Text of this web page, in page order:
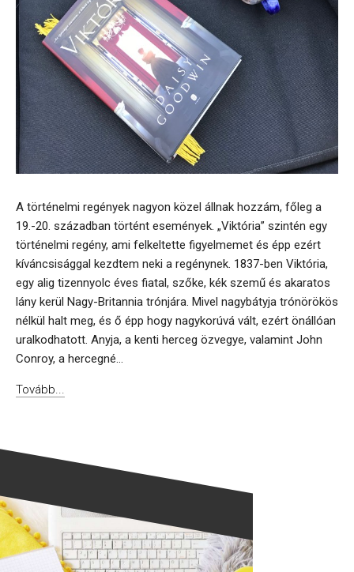
A történelmi regények nagyon közel állnak hozzám, főleg a
19.-20. században történt események. „Viktória” szintén egy
történelmi regény, ami felkeltette figyelmemet és épp ezért
kíváncsisággal kezdtem neki a regénynek. 1837-ben Viktória,
egy alig tizennyolc éves fiatal, szőke, kék szemű és akaratos
lány kerül Nagy-Britannia trónjára. Mivel nagybátyja trónörökös
nélkül halt meg, és ő épp hogy nagykorúvá vált, ezért önállóan
uralkodhatott. Anyja, a kenti herceg özvegye, valamint John
Conroy, a hercegné...
Tovább...